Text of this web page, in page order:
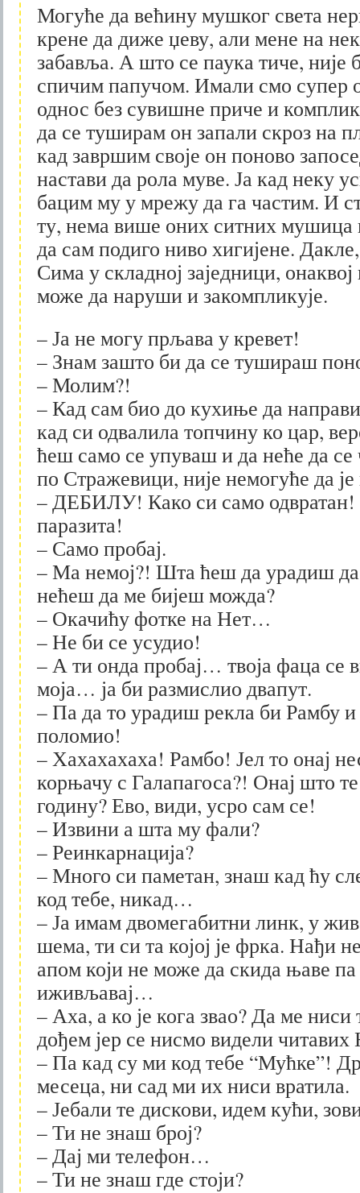
Могуће да већину мушког света
крене да диже џеву, али мене на
забавља. А што се паука тиче, није
спичим папучом. Имали смо супер
однос без сувишне приче и
да се туширам он запали скроз на
кад завршим своје он поново
настави да рола муве. Ја кад неку
бацим му у мрежу да га частим. И
ту, нема више оних ситних мушица
да сам подиго ниво хигијене.
Сима у складној заједници,
може да наруши и закомпликује.
– Ја не могу прљава у кревет!
– Знам зашто би да се тушираш
– Молим?!
– Кад сам био до кухиње да
кад си одвалила топчину ко цар,
ћеш само се упуваш и да неће да се
по Стражевици, није немогуће да
– ДЕБИЛУ! Како си само одвратан!
паразита!
– Само пробај.
– Ма немој?! Шта ћеш да урадиш
нећеш да ме бијеш можда?
– Окачићу фотке на Нет…
– Не би се усудио!
– А ти онда пробај… твоја фаца се
моја… ја би размислио двапут.
– Па да то урадиш рекла би Рамбу
поломио!
– Хахахахаха! Рамбо! Јел то онај
корњачу с Галапагоса?! Онај што
годину? Ево, види, усро сам се!
– Извини а шта му фали?
– Реинкарнација?
– Много си паметан, знаш кад ћу
код тебе, никад…
– Ја имам двомегабитни линк, у
шема, ти си та којој је фрка. Нађи
апом који не може да скида њаве
иживљавај…
– Аха, а ко је кога звао? Да ме
дођем јер се нисмо видели
– Па кад су ми код тебе “Мућке”!
месеца, ни сад ми их ниси вратила.
– Јебали те дискови, идем кући,
– Ти не знаш број?
– Дај ми телефон…
– Ти не знаш где стоји?